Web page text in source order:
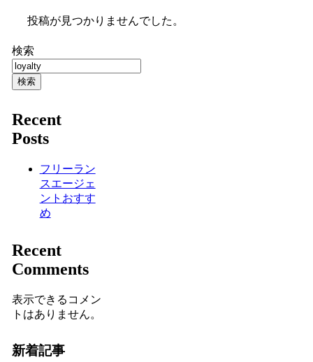
投稿が見つかりませんでした。
検索
検索
Recent
Posts
フリーラン
スエージェ
ントおすす
め
Recent
Comments
表示できるコメン
トはありません。
新着記事